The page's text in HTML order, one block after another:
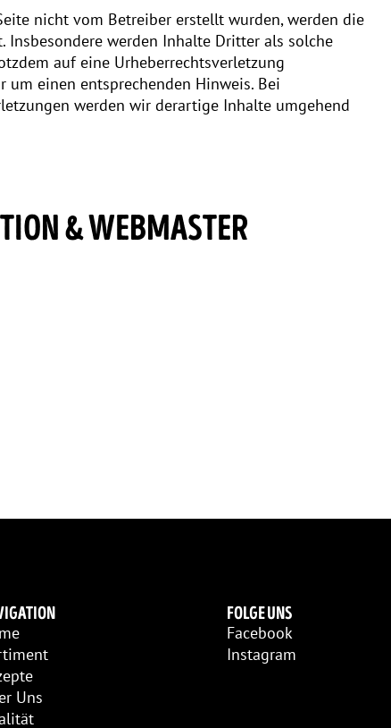
nicht vom Betreiber erstellt wurden, werden die
Insbesondere werden Inhalte Dritter als solche
auf eine Urheberrechtsverletzung
einen entsprechenden Hinweis. Bei
werden wir derartige Inhalte umgehend
& WEBMASTER
Uns
FOLGE UNS
Facebook
Instagram